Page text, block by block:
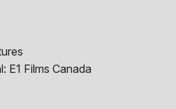
E1 Films Canada